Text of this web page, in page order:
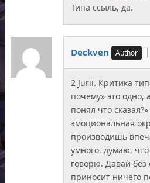
Типа ссыль, да.
Deckven
2 Jurii. Критика
почему» это одно,
понял что
эмоциональная
производишь
умного, думаю,
говорю. Давай без
приносит ничего